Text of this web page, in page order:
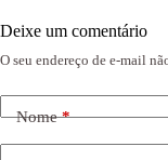
Deixe um comentário
O seu endereço de e-mail
Nome*